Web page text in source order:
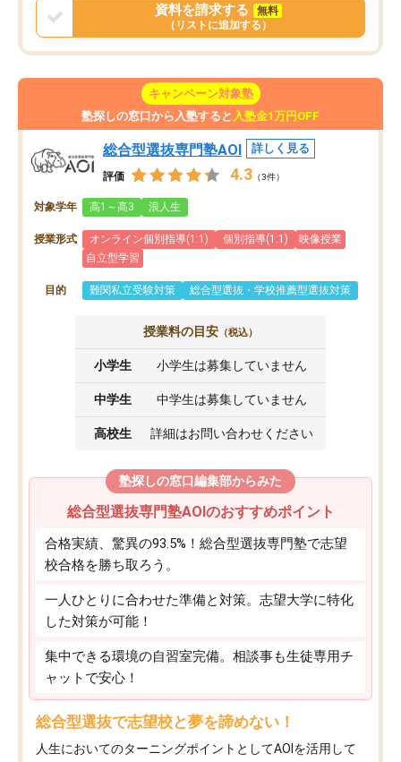
資料を請求する
無料
（リストに追加する）
キャンペーン対象塾
塾探しの窓口から入塾すると 入塾金1万円OFF
総合型選抜専門塾AOI 詳しく見る
評価 4.3 （3件）
対象学年 高1～高3 浪人生
授業形式 オンライン個別指導(1:1) 個別指導(1:1)
映像授業
自立型学習
目的 難関私立受験対策 総合型選抜・学校推薦型選抜対策
授業料の目安 （税込）
小学生 小学生は募集していません
中学生 中学生は募集していません
高校生 詳細はお問い合わせください
塾探しの窓口編集部からみた
総合型選抜専門塾AOIのおすすめポイント
合格実績、驚異の93.5%！総合型選抜専門塾で志望
校合格を勝ち取ろう。
一人ひとりに合わせた準備と対策。志望大学に特化
した対策が可能！
集中できる環境の自習室完備。相談事も生徒専用チ
ャットで安心！
総合型選抜で志望校と夢を諦めない！
人生においてのターニングポイントとしてAOIを活用して